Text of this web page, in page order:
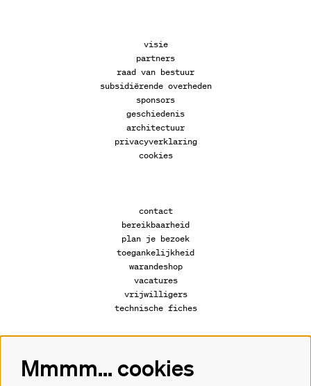
visie
partners
raad van bestuur
subsidiërende overheden
sponsors
geschiedenis
architectuur
privacyverklaring
cookies
contact
bereikbaarheid
plan je bezoek
toegankelijkheid
warandeshop
vacatures
vrijwilligers
technische fiches
Volg ons
Mmmm... cookies